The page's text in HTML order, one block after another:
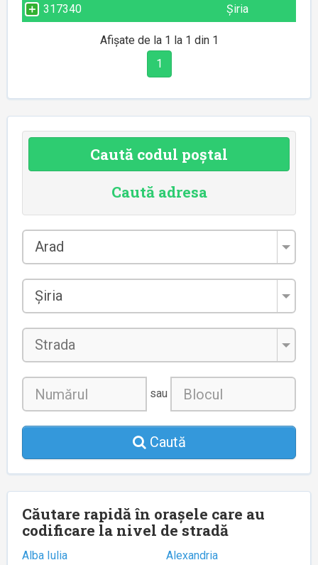
317340 Șiria
Afișate de la 1 la 1 din 1
1
Caută codul poștal
Caută adresa
Județul
Arad
Localitatea
Șiria
Strada
sau
Caută
Căutare rapidă în orașele care au
codificare la nivel de stradă
Alba Iulia
Alexandria